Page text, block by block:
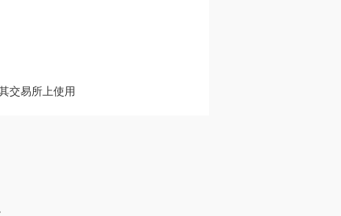
交易所上使用